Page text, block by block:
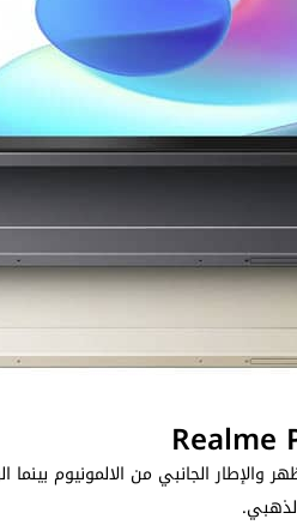
والإطار الجانبي من الالمونيوم بينما